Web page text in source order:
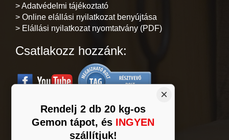
×
Rendelj 2 db 20 kg-os
Gemon tápot, és INGYEN
szállítjuk!
> Adatvédelmi tájékoztató
> Online elállási nyilatkozat benyújtása
> Elállási nyilatkozat nyomtatvány (PDF)
Csatlakozz hozzánk:
Árukereső.hu